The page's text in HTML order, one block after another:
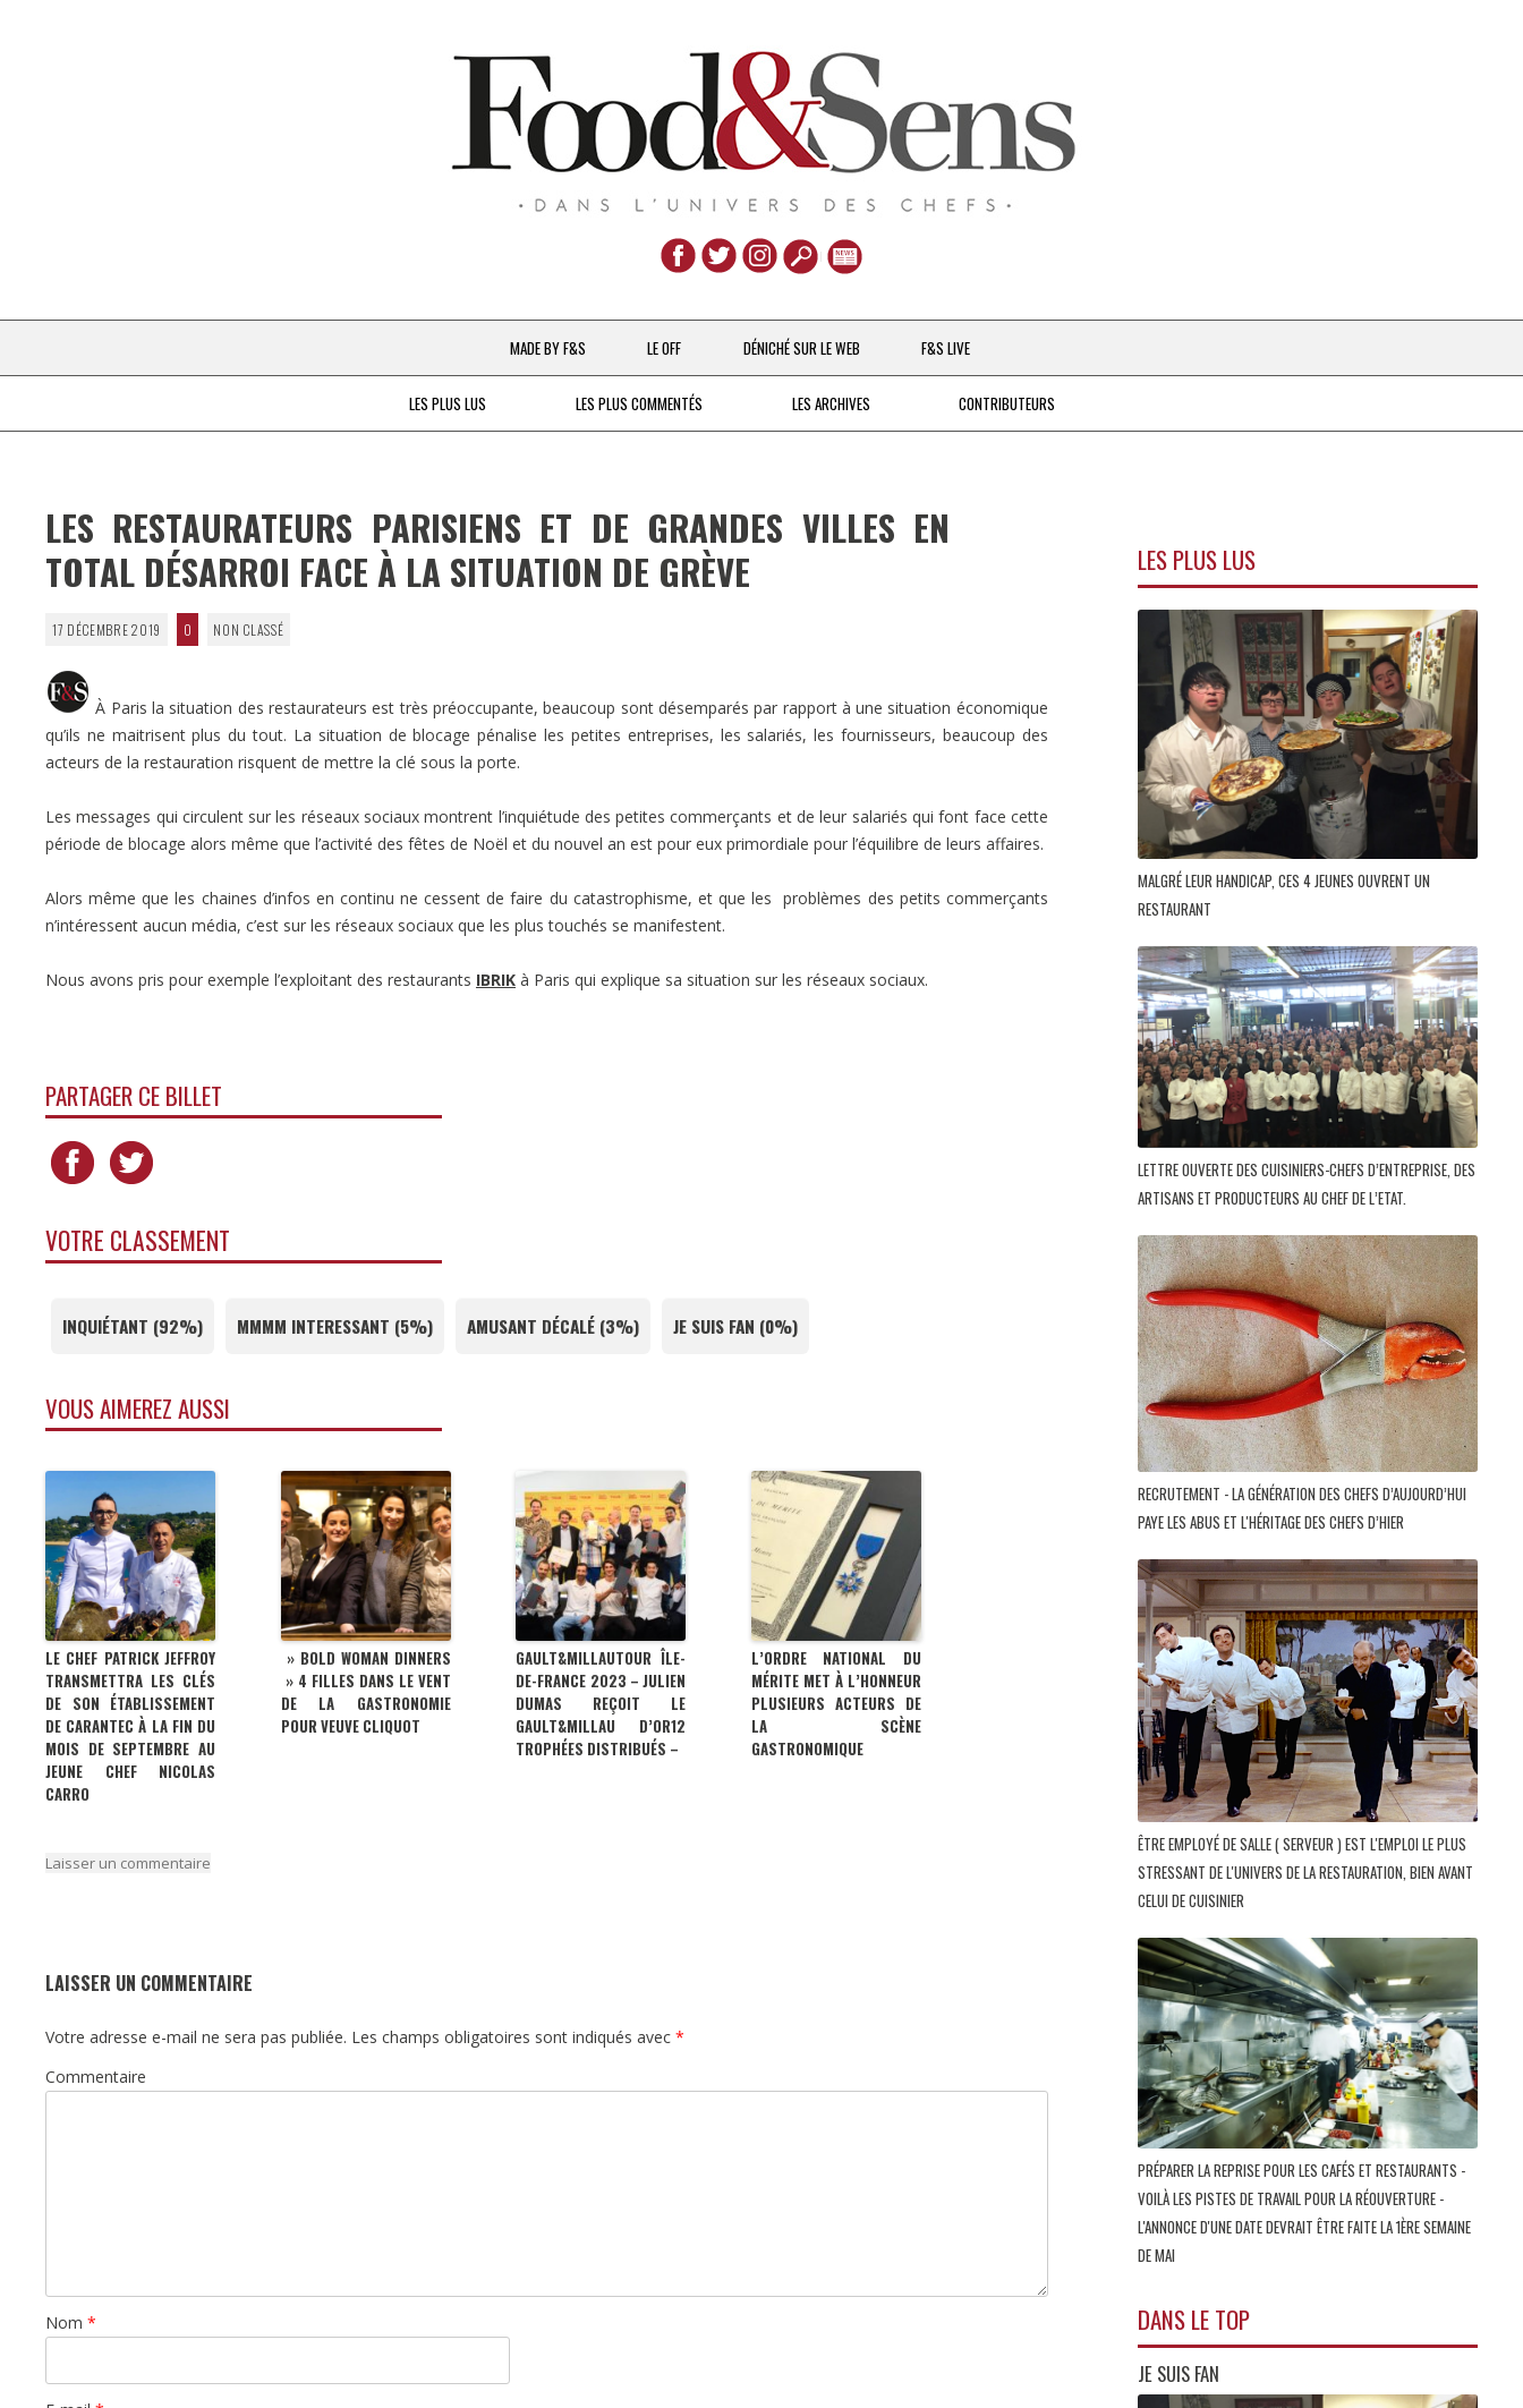
Aller
au
contenu
MADE BY F&S
CHEFS & ACTUALITÉS
DESTIN DE FEMME
V…DE VOYAGE
LE OFF DÉNICHÉ SUR LE WEB F&S LIVE
LES PLUS LUS LES PLUS COMMENTÉS LES ARCHIVES CONTRIBUTEURS
LES RESTAURATEURS PARISIENS ET DE GRANDES VILLES EN
TOTAL DÉSARROI FACE À LA SITUATION DE GRÈVE
17 DÉCEMBRE 2019 0 NON CLASSÉ
À Paris la situation des restaurateurs est très préoccupante, beaucoup sont désemparés par rapport à une situation économique
qu’ils ne maitrisent plus du tout. La situation de blocage pénalise les petites entreprises, les salariés, les fournisseurs, beaucoup des
acteurs de la restauration risquent de mettre la clé sous la porte.
Les messages qui circulent sur les réseaux sociaux montrent l’inquiétude des petites commerçants et de leur salariés qui font face cette
période de blocage alors même que l’activité des fêtes de Noël et du nouvel an est pour eux primordiale pour l’équilibre de leurs affaires.
Alors même que les chaines d’infos en continu ne cessent de faire du catastrophisme, et que les problèmes des petits commerçants
n’intéressent aucun média, c’est sur les réseaux sociaux que les plus touchés se manifestent.
Nous avons pris pour exemple l’exploitant des restaurants IBRIK à Paris qui explique sa situation sur les réseaux sociaux.
PARTAGER CE BILLET
VOTRE CLASSEMENT
INQUIÉTANT (92%) MMMM INTERESSANT (5%) AMUSANT DÉCALÉ (3%) JE SUIS FAN (0%)
VOUS AIMEREZ AUSSI
LE CHEF PATRICK JEFFROY
TRANSMETTRA LES CLÉS
DE SON ÉTABLISSEMENT
DE CARANTEC À LA FIN DU
MOIS DE SEPTEMBRE AU
JEUNE CHEF NICOLAS
CARRO
» BOLD WOMAN DINNERS
» 4 FILLES DANS LE VENT
DE LA GASTRONOMIE
POUR VEUVE CLIQUOT
GAULT&MILLAUTOUR ÎLE-
DE-FRANCE 2023 – JULIEN
DUMAS REÇOIT LE
GAULT&MILLAU D’OR12
TROPHÉES DISTRIBUÉS –
L’ORDRE NATIONAL DU
MÉRITE MET À L’HONNEUR
PLUSIEURS ACTEURS DE
LA SCÈNE
GASTRONOMIQUE
Laisser un commentaire
LAISSER UN COMMENTAIRE
Votre adresse e-mail ne sera pas publiée. Les champs obligatoires sont indiqués avec *
Commentaire
Nom *
LES PLUS LUS
MALGRÉ LEUR HANDICAP, CES 4 JEUNES OUVRENT UN
RESTAURANT
LETTRE OUVERTE DES CUISINIERS-CHEFS D’ENTREPRISE, DES
ARTISANS ET PRODUCTEURS AU CHEF DE L’ETAT.
RECRUTEMENT - LA GÉNÉRATION DES CHEFS D’AUJOURD’HUI
PAYE LES ABUS ET L'HÉRITAGE DES CHEFS D’HIER
ÊTRE EMPLOYÉ DE SALLE ( SERVEUR ) EST L'EMPLOI LE PLUS
STRESSANT DE L'UNIVERS DE LA RESTAURATION, BIEN AVANT
CELUI DE CUISINIER
PRÉPARER LA REPRISE POUR LES CAFÉS ET RESTAURANTS -
VOILÀ LES PISTES DE TRAVAIL POUR LA RÉOUVERTURE -
L'ANNONCE D'UNE DATE DEVRAIT ÊTRE FAITE LA 1ÈRE SEMAINE
DE MAI
DANS LE TOP
JE SUIS FAN